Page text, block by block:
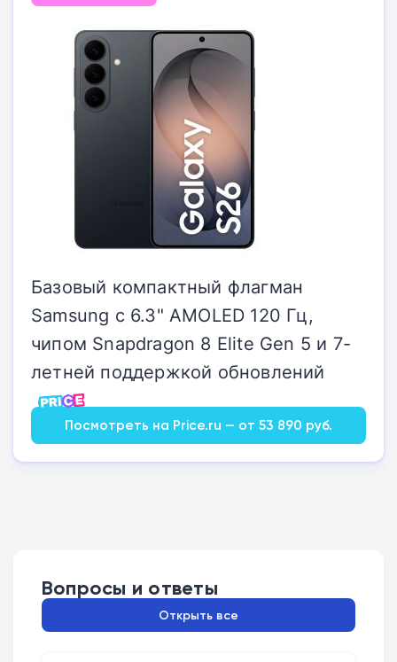
Базовый компактный флагман
Samsung с 6.3" AMOLED 120 Гц,
чипом Snapdragon 8 Elite Gen 5 и 7-
летней поддержкой обновлений
Посмотреть на Price.ru — от 53 890 руб.
Вопросы и ответы
Открыть все